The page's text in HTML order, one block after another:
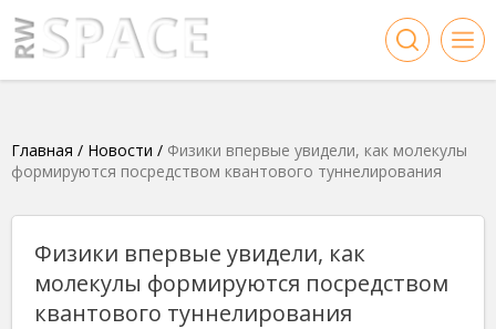
Главная / Новости / Физики впервые увидели, как молекулы
формируются посредством квантового туннелирования
Физики впервые увидели, как
молекулы формируются посредством
квантового туннелирования